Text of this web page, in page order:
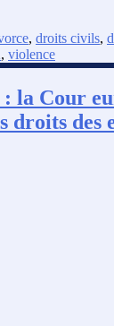
, droits civils,
, violence
la Cour
droits des